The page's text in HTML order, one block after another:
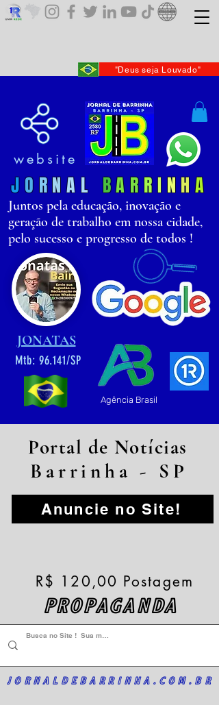
"Deus seja Louvado"
website
JO RNAL BARRI NHA
Juntos pela educação, inovação e
geração de trabalho em nossa cidade,
pelo sucesso e progresso de todos !
JONATAS
Mtb: 96.141/SP
Agência Brasil
Anuncie no Site!
PROPAGANDA
R$ 120,00 Postagem
JORNALDEBARRINHA.COM.BR
Barrinha - SP
Portal de Notícias